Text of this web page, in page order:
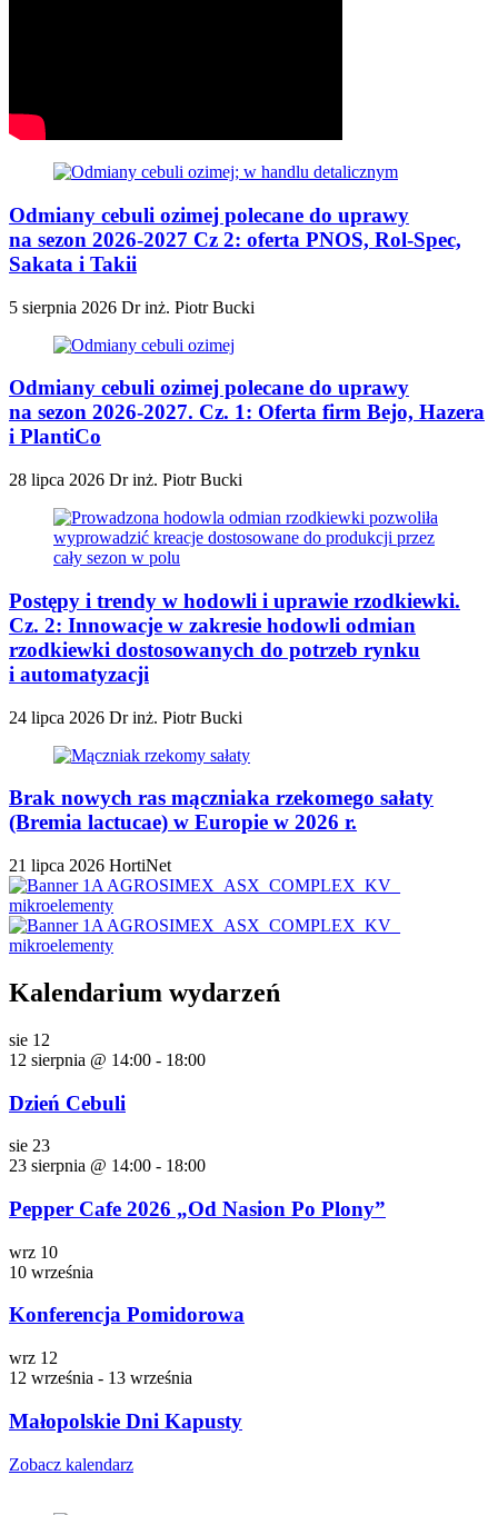
Odmiany cebuli ozimej polecane do uprawy
na sezon 2026-2027 Cz 2: oferta PNOS, Rol-Spec,
Sakata i Takii
5 sierpnia 2026 Dr inż. Piotr Bucki
Odmiany cebuli ozimej polecane do uprawy
na sezon 2026-2027. Cz. 1: Oferta firm Bejo, Hazera
i PlantiCo
28 lipca 2026 Dr inż. Piotr Bucki
Postępy i trendy w hodowli i uprawie rzodkiewki.
Cz. 2: Innowacje w zakresie hodowli odmian
rzodkiewki dostosowanych do potrzeb rynku
i automatyzacji
24 lipca 2026 Dr inż. Piotr Bucki
Brak nowych ras mączniaka rzekomego sałaty
(Bremia lactucae) w Europie w 2026 r.
21 lipca 2026 HortiNet
Kalendarium wydarzeń
sie 12
12 sierpnia @ 14:00 - 18:00
Dzień Cebuli
sie 23
23 sierpnia @ 14:00 - 18:00
Pepper Cafe 2026 „Od Nasion Po Plony”
wrz 10
10 września
Konferencja Pomidorowa
wrz 12
12 września - 13 września
Małopolskie Dni Kapusty
Zobacz kalendarz